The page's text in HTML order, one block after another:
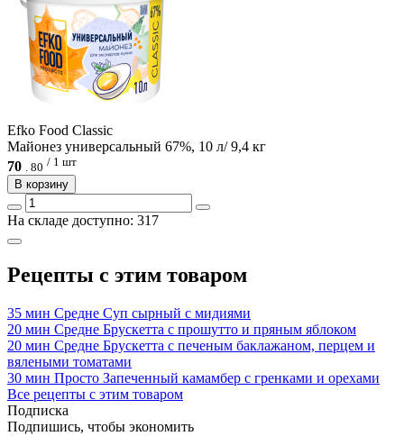
Efko Food Сlassic
Майонез универсальный 67%, 10 л/ 9,4 кг
70 . 80 / 1 шт
В корзину
На складе доступно: 317
Рецепты с этим товаром
35 мин Средне Суп сырный с мидиями
20 мин Средне Брускетта с прошутто и пряным яблоком
20 мин Средне Брускетта с печеным баклажаном, перцем и
вялеными томатами
30 мин Просто Запеченный камамбер с гренками и орехами
Все рецепты с этим товаром
Подписка
Подпишись, чтобы экономить